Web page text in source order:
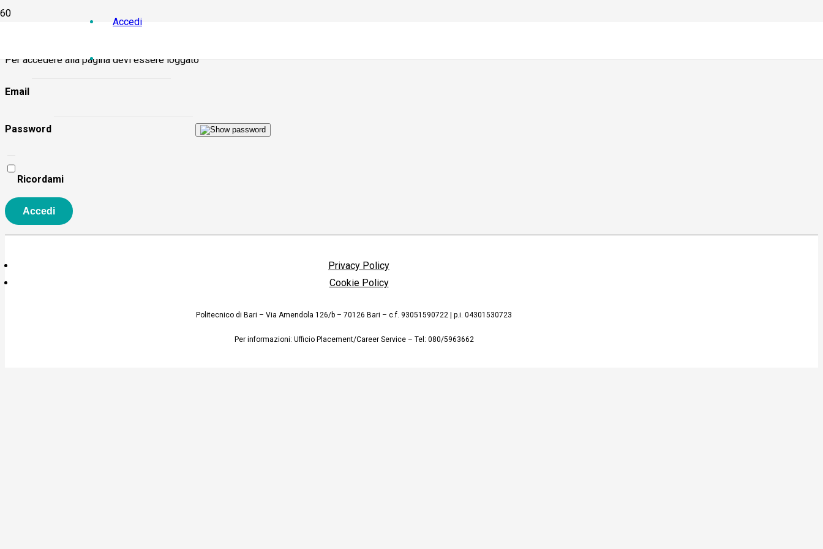
Accedi
Per accedere alla pagina devi essere loggato
Email
Password
Ricordami
Privacy Policy
Cookie Policy
Politecnico di Bari – Via Amendola 126/b – 70126 Bari – c.f. 93051590722 | p.i. 04301530723
Per informazioni: Ufficio Placement/Career Service – Tel: 080/5963662